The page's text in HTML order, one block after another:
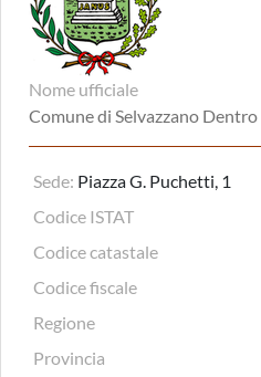
Nome ufficiale
Comune di Selvazzano Dentro
Sede: Piazza G. Puchetti, 1
Codice ISTAT
Codice catastale
Codice fiscale
Regione
Provincia